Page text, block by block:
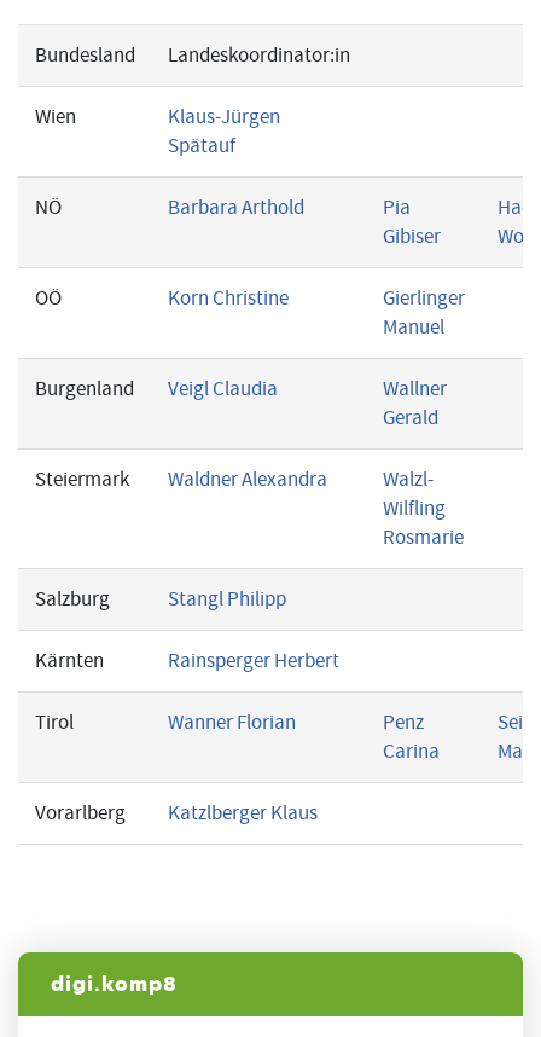
digi.komp8
Bundesland Landeskoordinator:in
Wien
Klaus-Jürgen
Spätauf
NÖ Barbara Arthold
Pia
Gibiser
OÖ Korn Christine
Gierlinger
Manuel
Burgenland Veigl Claudia
Wallner
Gerald
Steiermark Waldner Alexandra
Walzl-
Wilfling
Rosmarie
Salzburg Stangl Philipp
Kärnten Rainsperger Herbert
Tirol Wanner Florian
Penz
Carina
Vorarlberg Katzlberger Klaus